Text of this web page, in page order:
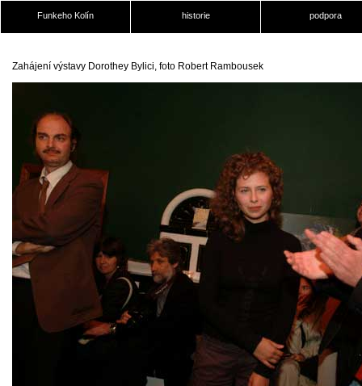
Funkeho Kolín historie podpora
Zahájení výstavy Dorothey Bylici, foto Robert Rambousek